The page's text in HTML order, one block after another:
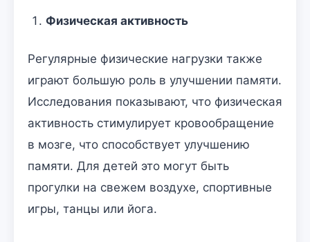
Физическая активность
Регулярные физические нагрузки также
играют большую роль в улучшении памяти.
Исследования показывают, что физическая
активность стимулирует кровообращение
в мозге, что способствует улучшению
памяти. Для детей это могут быть
прогулки на свежем воздухе, спортивные
игры, танцы или йога.